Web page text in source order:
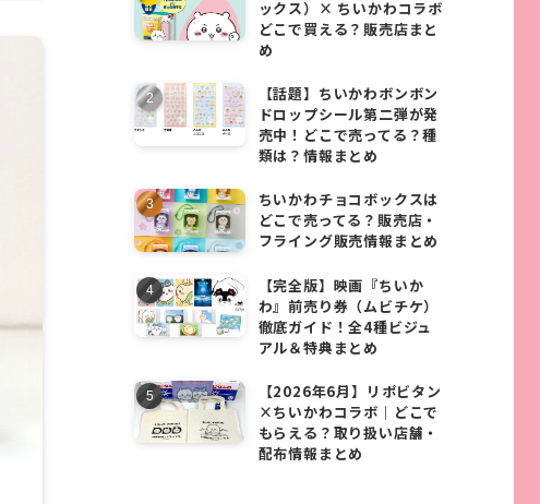
ックス）× ちいかわコラボ
どこで買える？販売店まと
め
【話題】ちいかわボンボン
ドロップシール第二弾が発
売中！どこで売ってる？種
類は？情報まとめ
ちいかわチョコボックスは
どこで売ってる？販売店・
フライング販売情報まとめ
【完全版】映画『ちいか
わ』前売り券（ムビチケ）
徹底ガイド！全4種ビジュ
アル＆特典まとめ
【2026年6月】リポビタン
×ちいかわコラボ｜どこで
もらえる？取り扱い店舗・
配布情報まとめ